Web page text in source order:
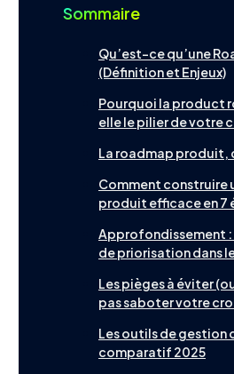
Outils
Contact
Sommaire
Qu’est-ce qu’une
(Définition et Enjeux)
Pourquoi la product
elle le pilier de votre
La roadmap produit,
Comment construire
produit efficace en 7
Approfondissement :
de priorisation dans
Les pièges à éviter
pas saboter votre
Les outils de gestion
comparatif 2025